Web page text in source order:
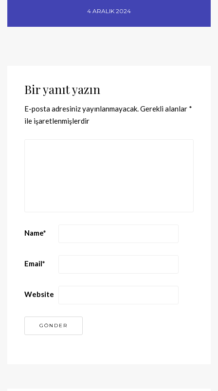
4 ARALIK 2024
Bir yanıt yazın
E-posta adresiniz yayınlanmayacak.Gerekli alanlar *
ile işaretlenmişlerdir
Name*
Email*
Website